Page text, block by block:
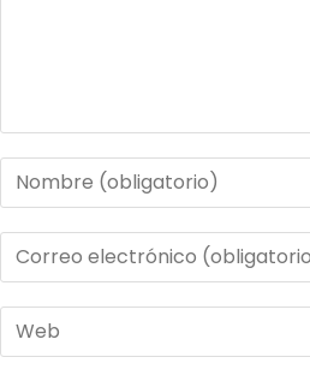
Introduce
tu
nombre
nombre
de
Introduce
tu
dirección
Introduce
la